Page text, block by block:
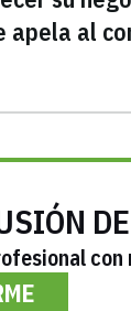
apela al